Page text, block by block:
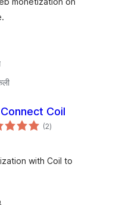
Coil
(2एकूण
मूल्यांकन
)
with Coil to